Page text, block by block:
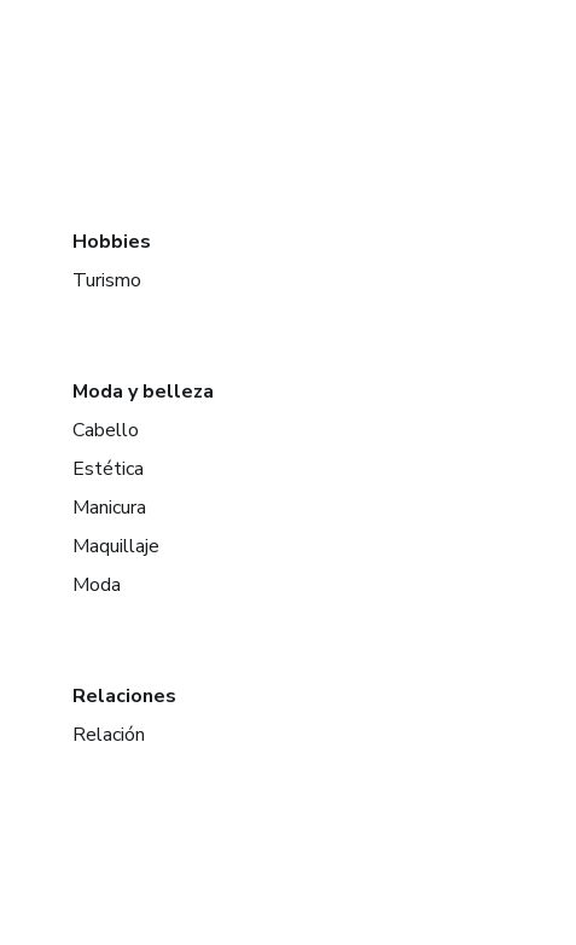
Hobbies
Turismo
Moda y belleza
Cabello
Estética
Manicura
Maquillaje
Moda
Relaciones
Relación